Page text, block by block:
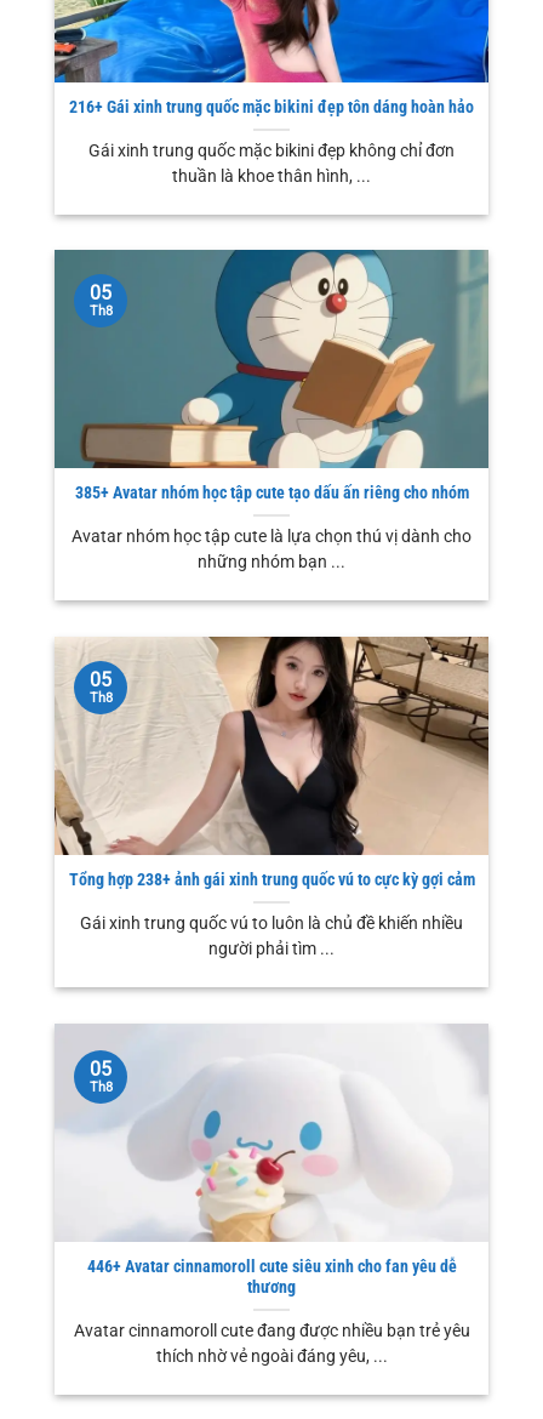
216+ Gái xinh trung quốc mặc bikini đẹp tôn dáng hoàn hảo
Gái xinh trung quốc mặc bikini đẹp không chỉ đơn
thuần là khoe thân hình, ...
385+ Avatar nhóm học tập cute tạo dấu ấn riêng cho nhóm
Avatar nhóm học tập cute là lựa chọn thú vị dành cho
những nhóm bạn ...
05
Th8
Tổng hợp 238+ ảnh gái xinh trung quốc vú to cực kỳ gợi cảm
Gái xinh trung quốc vú to luôn là chủ đề khiến nhiều
người phải tìm ...
05
Th8
446+ Avatar cinnamoroll cute siêu xinh cho fan yêu dễ
thương
Avatar cinnamoroll cute đang được nhiều bạn trẻ yêu
thích nhờ vẻ ngoài đáng yêu, ...
05
Th8